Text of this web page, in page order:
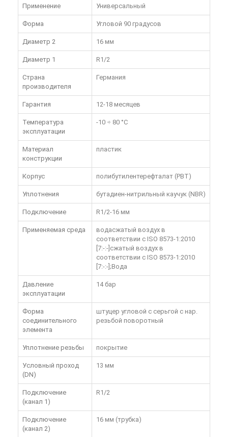
Применение Универсальный
Форма Угловой 90 градусов
Диаметр 2 16 мм
Диаметр 1 R1/2
Страна
производителя
Германия
Гарантия 12-18 месяцев
Температура
эксплуатации
-10 ÷ 80 °C
Материал
конструкции
пластик
Корпус полибутилентерефталат (PBT)
Уплотнения бутадиен-нитрильный каучук (NBR)
Подключение R1/2-16 мм
Применяемая среда
водасжатый воздух в
соответствии с ISO 8573-1:2010
[7:-:-]сжатый воздух в
соответствии с ISO 8573-1:2010
[7:-:-];Вода
Давление
эксплуатации
14 бар
Форма
соединительного
элемента
штуцер угловой с серьгой с нар.
резьбой поворотный
Уплотнение резьбы покрытие
Условный проход
(DN)
13 мм
Подключение
(канал 1)
R1/2
Подключение
(канал 2)
16 мм (трубка)